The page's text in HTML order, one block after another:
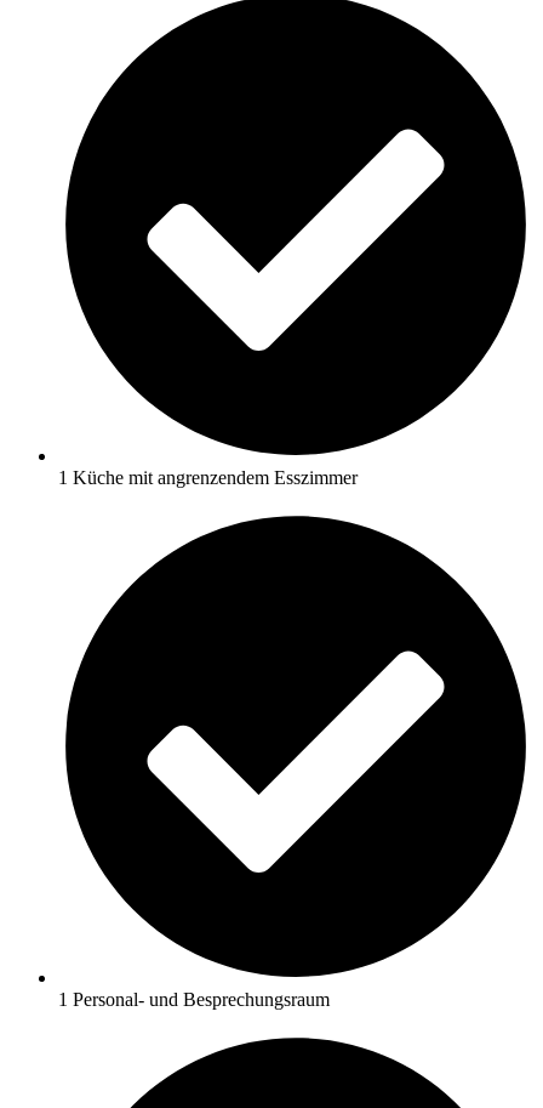
1 Küche mit angrenzendem Esszimmer
1 Personal- und Besprechungsraum